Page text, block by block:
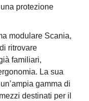
protezione
modulare Scania,
ritrovare
familiari,
La sua
gamma di
destinati per il